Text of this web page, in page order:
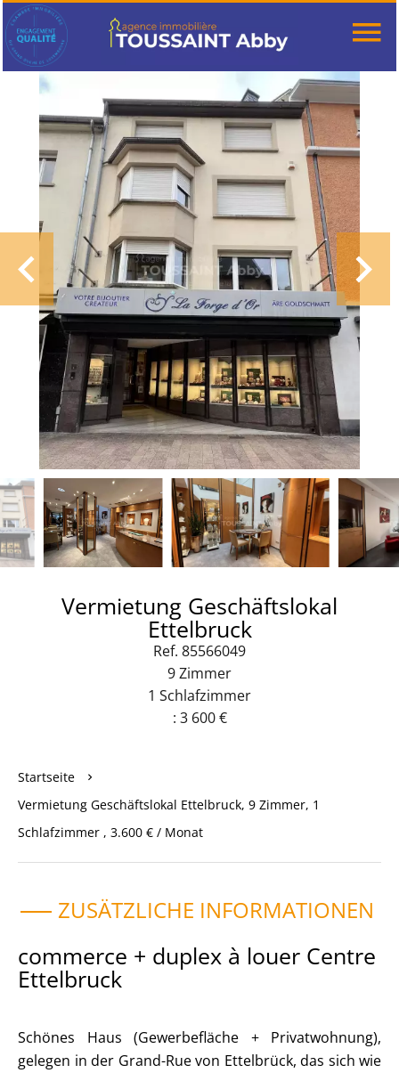
Vermietung Geschäftslokal
Ettelbruck
Ref. 85566049
9 Zimmer
1 Schlafzimmer
: 3 600 €
Startseite
Vermietung Geschäftslokal Ettelbruck, 9 Zimmer, 1
Schlafzimmer , 3.600 € / Monat
ZUSÄTZLICHE INFORMATIONEN
commerce + duplex à louer Centre
Ettelbruck
Schönes Haus (Gewerbefläche + Privatwohnung),
gelegen in der Grand-Rue von Ettelbrück, das sich wie